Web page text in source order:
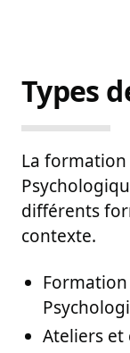
Types
La formation
différents
contexte.
Ateliers et